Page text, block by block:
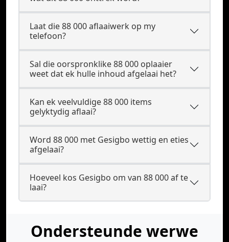
Laat die 88 000 aflaaiwerk op my
telefoon?
Sal die oorspronklike 88 000 oplaaier
weet dat ek hulle inhoud afgelaai het?
Kan ek veelvuldige 88 000 items
gelyktydig aflaai?
Word 88 000 met Gesigbo wettig en eties
afgelaai?
Hoeveel kos Gesigbo om van 88 000 af te
laai?
Ondersteunde werwe